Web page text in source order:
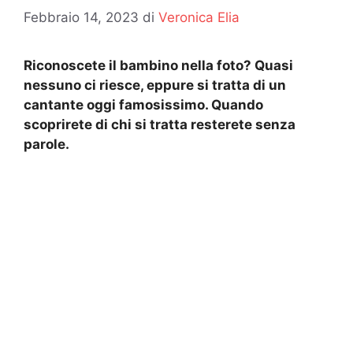
Febbraio 14, 2023 di Veronica Elia
Riconoscete il bambino nella foto? Quasi
nessuno ci riesce, eppure si tratta di un
cantante oggi famosissimo. Quando
scoprirete di chi si tratta resterete senza
parole.